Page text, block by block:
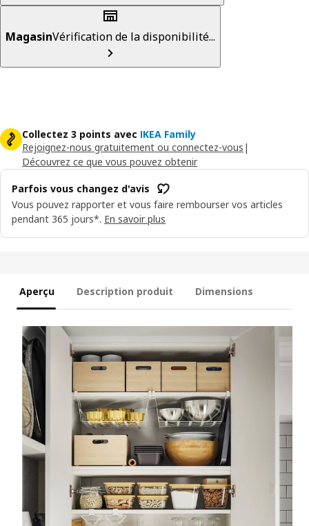
MagasinVérification de la disponibilité...
Collectez 3 points avec IKEA Family
Rejoignez-nous gratuitement ou connectez-vous |
Découvrez ce que vous pouvez obtenir
Parfois vous changez d'avis
Vous pouvez rapporter et vous faire rembourser vos articles
pendant 365 jours*. En savoir plus
Aperçu Description produit Dimensions